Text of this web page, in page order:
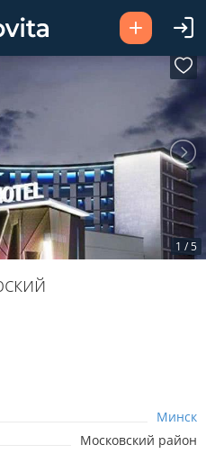
1 /5
Минск
Московский район